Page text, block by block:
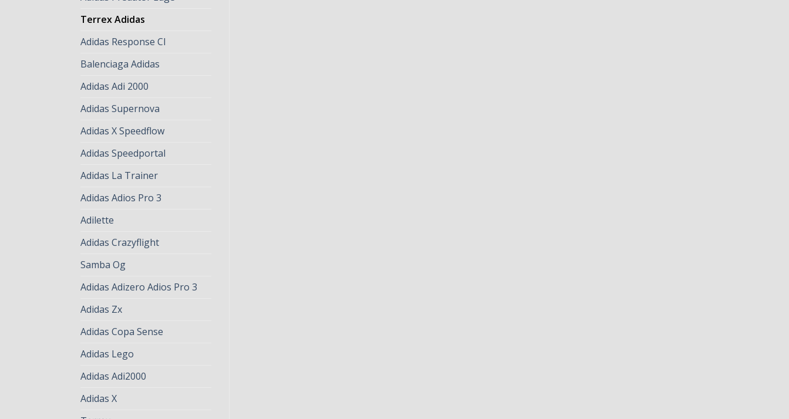
Terrex Adidas
Adidas Response Cl
Balenciaga Adidas
Adidas Adi 2000
Adidas Supernova
Adidas X Speedflow
Adidas Speedportal
Adidas La Trainer
Adidas Adios Pro 3
Adilette
Adidas Crazyflight
Samba Og
Adidas Adizero Adios Pro 3
Adidas Zx
Adidas Copa Sense
Adidas Lego
Adidas Adi2000
Adidas X